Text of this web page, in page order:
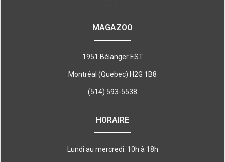
MAGAZOO
1951 Bélanger EST
Montréal (Quebec) H2G 1B8
(514) 593-5538
HORAIRE
Lundi au mercredi: 10h à 18h